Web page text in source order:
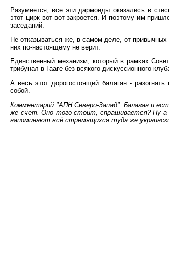
Разумеется, все эти дармоеды оказались в
этот цирк вот-вот закроется. И поэтому им
заседаний.
Не отказываться же, в самом деле, от привычных
них по-настоящему не верит.
Единственный механизм, который в рамках
трибунал в Гааге без всякого дискуссионного
А весь этот дорогостоящий балаган -
собой.
Комментарий "АПН Северо-Запад": Балаган и
же счет. Оно того стоит, спрашивается? Ну а
напоминают всё стремящихся туда же